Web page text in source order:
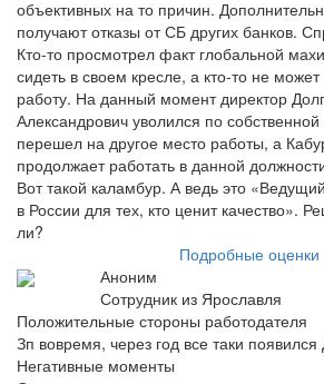
объективных на то причин.
получают отказы от СБ других банков.
Кто-то просмотрел факт глобальной
сидеть в своем кресле, а кто-то не
работу. На данный момент директор
Александрович уволился по
перешел на другое место работы, а
продолжает работать в данной
Вот такой каламбур. А ведь это
в России для тех, кто ценит качество».
ли?
Подробные оценки
Аноним
Сотрудник из Ярославля
Положительные стороны работодателя
Зп вовремя, через год все таки
Негативные моменты